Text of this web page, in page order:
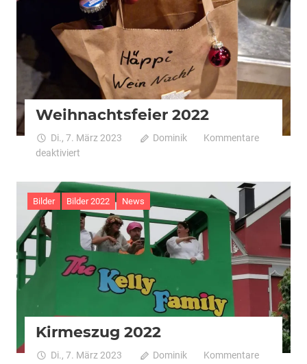
Weihnachtsfeier 2022
Di., 7. März 2023 Dominik
Kommentare
deaktiviert
2022
Bilder Bilder 2022 News
Kirmeszug 2022
Di., 7. März 2023 Dominik
Kommentare